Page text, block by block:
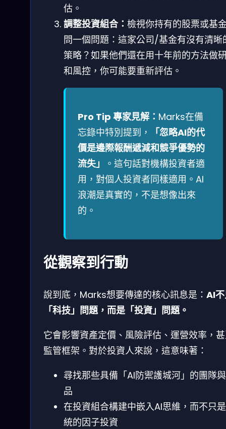
估。
調整投資組合： 檢視你持有的股票或基
問一個問題：這家公司/基金有沒有清晰
策略？如果他們還在用十年前的方法做
和風控，你可能要重新評估。
Pro Tip 專家見解： Marks在備
忘錄中特別提到，
「忽略AI的代
價是邊際報酬遞減和競爭優勢的
流失」
。這句話對機構投資者適
用，對個人投資者同樣適用。AI
浪潮是真實的，不是想像出來
的。
從觀察到行動
說到底，Marks想要傳達的核心訊息是： AI
「科技」問題，而是「投資」問題。
它會影響資產定價、風險評估、運營效率，
監管框架。對於投資人來說，這意味著：
尋找那些具備「AI防禦護城河」的團隊
品
在投資組合構建中嵌入AI思維，而不只
統的因子投資